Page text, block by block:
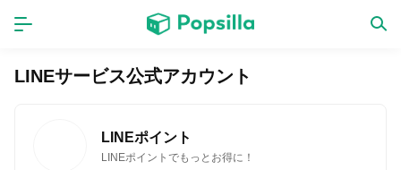
ホーム
LINEサービス公式アカウント
LINEポイント
LINEポイントでもっとお得に！